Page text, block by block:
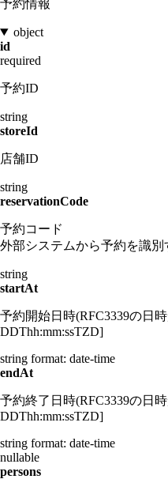
予約情報
object
id
required
予約ID
string
storeId
店舗ID
string
reservationCode
予約コード
外部システムから予約を識別
string
startAt
予約開始日時(RFC3339の日
DDThh:mm:ssTZD]
string format: date-time
endAt
予約終了日時(RFC3339の日
DDThh:mm:ssTZD]
string format: date-time
nullable
persons